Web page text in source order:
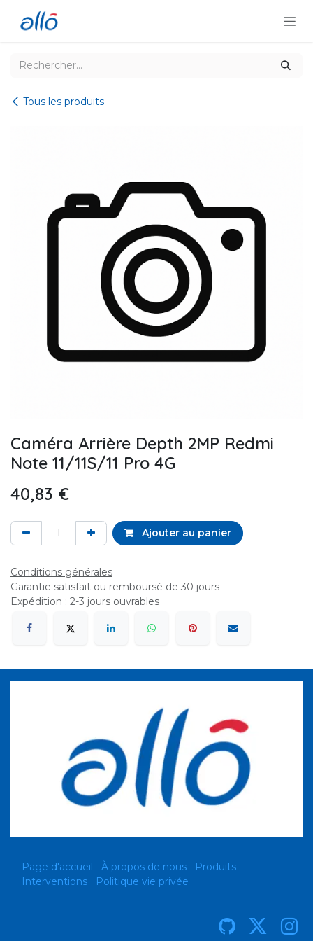
Tous les produits
Caméra Arrière Depth 2MP Redmi
Note 11/11S/11 Pro 4G
40,83 €
Ajouter au panier
Conditions générales
Garantie satisfait ou remboursé de 30 jours
Expédition : 2-3 jours ouvrables
Page d'accueil À propos de nous
Produits
Interventions
Politique vie privée